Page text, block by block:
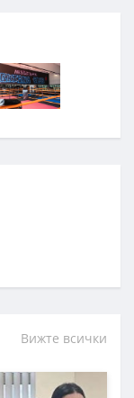
Вижте всички